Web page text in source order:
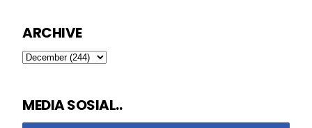
ARCHIVE
MEDIA SOSIAL..